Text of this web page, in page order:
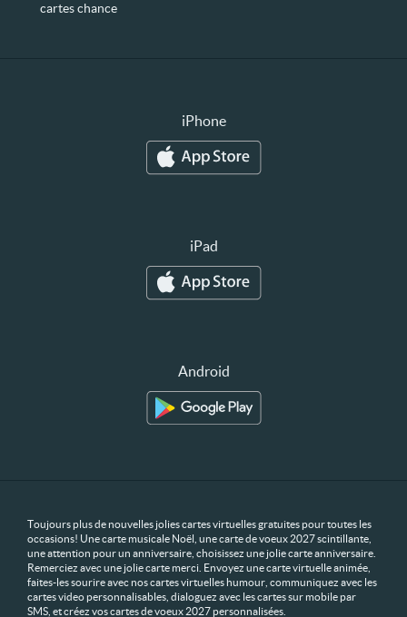
cartes chance
iPhone
iPad
Android
Toujours plus de nouvelles jolies cartes virtuelles gratuites pour toutes les
occasions! Une carte musicale Noël, une carte de voeux 2027 scintillante,
une attention pour un anniversaire, choisissez une jolie carte anniversaire.
Remerciez avec une jolie carte merci. Envoyez une carte virtuelle animée,
faites-les sourire avec nos cartes virtuelles humour, communiquez avec les
cartes video personnalisables, dialoguez avec les cartes sur mobile par
SMS, et créez vos cartes de voeux 2027 personnalisées.